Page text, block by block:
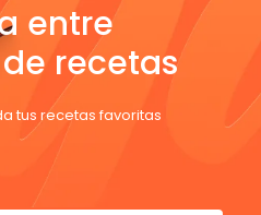
entre
de recetas
tus recetas favoritas